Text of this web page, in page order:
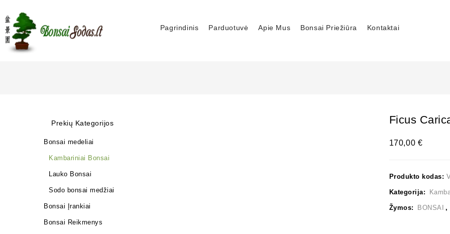
Pagrindinis Parduotuvė Apie Mus Bonsai Priežiūra Kontaktai
Ficus
170,00 €
Produkto kodas:
Kategorija:
Žymos: BONSAI ,
Prekių Kategorijos
Bonsai medeliai
Kambariniai Bonsai
Lauko Bonsai
Sodo bonsai medžiai
Bonsai Įrankiai
Bonsai Reikmenys